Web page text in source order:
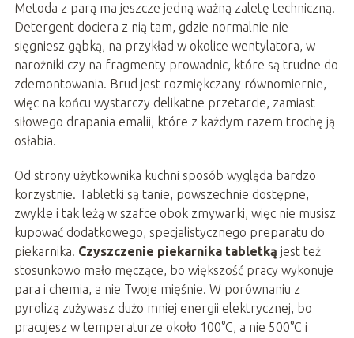
Metoda z parą ma jeszcze jedną ważną zaletę techniczną.
Detergent dociera z nią tam, gdzie normalnie nie
sięgniesz gąbką, na przykład w okolice wentylatora, w
narożniki czy na fragmenty prowadnic, które są trudne do
zdemontowania. Brud jest rozmiękczany równomiernie,
więc na końcu wystarczy delikatne przetarcie, zamiast
siłowego drapania emalii, które z każdym razem trochę ją
osłabia.
Od strony użytkownika kuchni sposób wygląda bardzo
korzystnie. Tabletki są tanie, powszechnie dostępne,
zwykle i tak leżą w szafce obok zmywarki, więc nie musisz
kupować dodatkowego, specjalistycznego preparatu do
piekarnika. Czyszczenie piekarnika tabletką jest też
stosunkowo mało męczące, bo większość pracy wykonuje
para i chemia, a nie Twoje mięśnie. W porównaniu z
pyrolizą zużywasz dużo mniej energii elektrycznej, bo
pracujesz w temperaturze około 100°C, a nie 500°C i